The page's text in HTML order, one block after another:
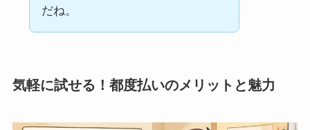
だね。
気軽に試せる！都度払いのメリットと魅力